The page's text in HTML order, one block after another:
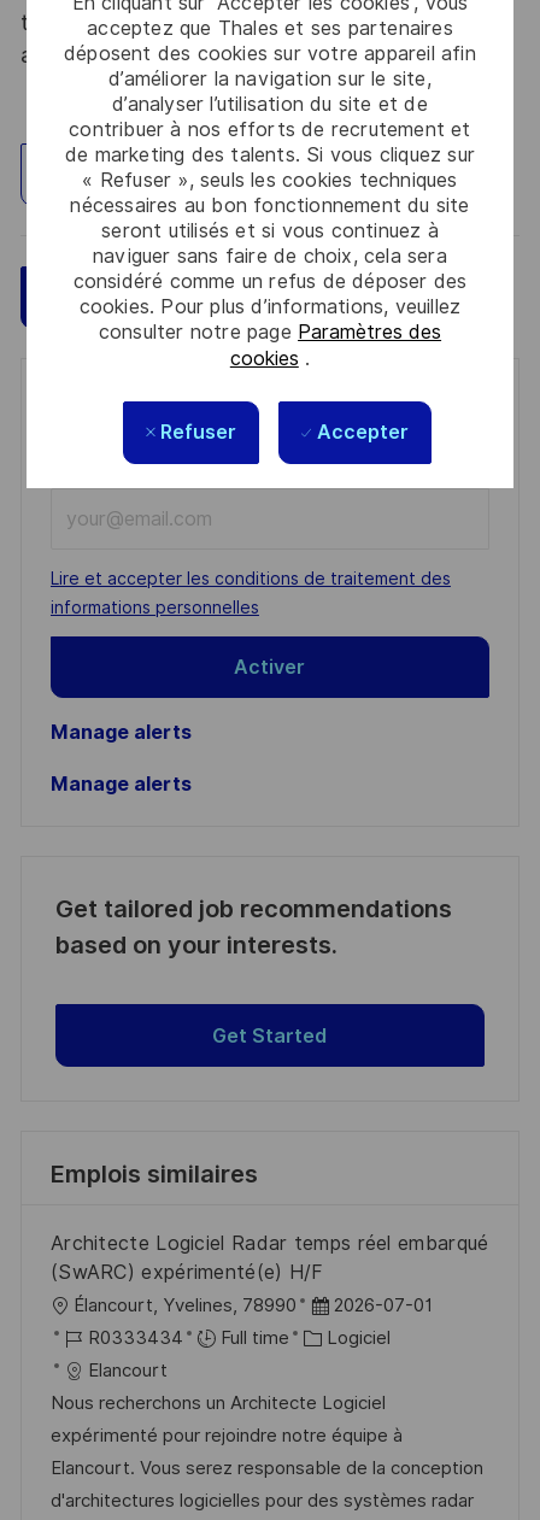
acceptez que Thales et ses partenaires
déposent des cookies sur votre appareil afin
d’améliorer la navigation sur le site,
d’analyser l’utilisation du site et de
contribuer à nos efforts de recrutement et
de marketing des talents. Si vous cliquez sur
« Refuser », seuls les cookies techniques
nécessaires au bon fonctionnement du site
seront utilisés et si vous continuez à
naviguer sans faire de choix, cela sera
considéré comme un refus de déposer des
cookies. Pour plus d’informations, veuillez
consulter notre page Paramètres des
cookies .
Refuser Accepter
tous les talents. La diversité est notre meilleur
atout. Postulez et rejoignez nous !
Explorez un site
Postulez maintenant Sauvegarder
Get notified for similar jobs
You'll receive updates once a week
Email
address
(Required)
Required
Lire et accepter les conditions de traitement des
informations personnelles
Activer
Manage alerts
Manage alerts
Get tailored job recommendations
based on your interests.
Get Started
Emplois similaires
Architecte Logiciel Radar temps réel embarqué
(SwARC) expérimenté(e) H/F
o
c
a
l
i
s
Élancourt, Yvelines, 78990
D
a
e
d
’
a
2026-07-01
R
é
f
é
r
e
R0333434 Full time
C
t
é
g
o
Logiciel
Elancourt
Nous recherchons un Architecte Logiciel
expérimenté pour rejoindre notre équipe à
Elancourt. Vous serez responsable de la conception
d'architectures logicielles pour des systèmes radar